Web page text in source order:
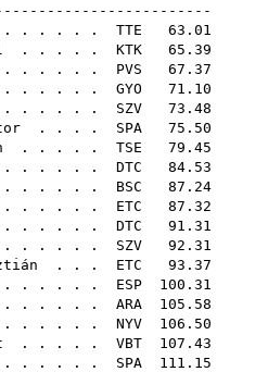
. . . . . . TTE 63.01
. . . . . KTK 65.39
. . . . . . PVS 67.37
. . . . . . GYO 71.10
. . . . . . SZV 73.48
. . . . SPA 75.50
. . . . . TSE 79.45
. . . . . DTC 84.53
. . . . . BSC 87.24
. . . . . . ETC 87.32
. . . . . . DTC 91.31
. . . . . . SZV 92.31
. . . ETC 93.37
. . . . . . ESP 100.31
. . . . . . ARA 105.58
. . . . . NYV 106.50
. . . . . VBT 107.43
. . . . . SPA 111.15